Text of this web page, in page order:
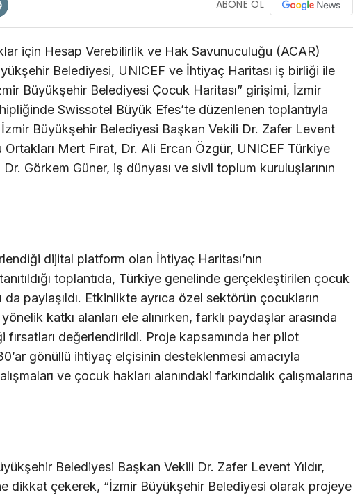
ABONE OL
için Hesap Verebilirlik ve Hak Savunuculuğu (ACAR)
Belediyesi, UNICEF ve İhtiyaç Haritası iş birliği ile
Büyükşehir Belediyesi Çocuk Haritası” girişimi, İzmir
Swissotel Büyük Efes’te düzenlenen toplantıyla
İzmir Büyükşehir Belediyesi Başkan Vekili Dr. Zafer Levent
Ortakları Mert Fırat, Dr. Ali Ercan Özgür, UNICEF Türkiye
Görkem Güner, iş dünyası ve sivil toplum kuruluşlarının
dijital platform olan İhtiyaç Haritası’nın
toplantıda, Türkiye genelinde gerçekleştirilen çocuk
paylaşıldı. Etkinlikte ayrıca özel sektörün çocukların
katkı alanları ele alınırken, farklı paydaşlar arasında
değerlendirildi. Proje kapsamında her pilot
gönüllü ihtiyaç elçisinin desteklenmesi amacıyla
ve çocuk hakları alanındaki farkındalık çalışmalarına
Belediyesi Başkan Vekili Dr. Zafer Levent Yıldır,
dikkat çekerek, “İzmir Büyükşehir Belediyesi olarak projeye